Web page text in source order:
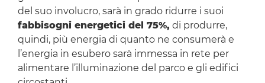
del suo involucro, sarà in grado ridurre i suoi
fabbisogni energetici del 75%, di produrre,
quindi, più energia di quanto ne consumerà e
l’energia in esubero sarà immessa in rete per
alimentare l’illuminazione del parco e gli edifici